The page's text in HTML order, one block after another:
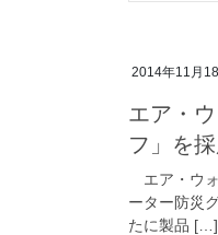
2014年11月
エア・
フ」を
エア・ウ
ーター防災
たに製品 […]